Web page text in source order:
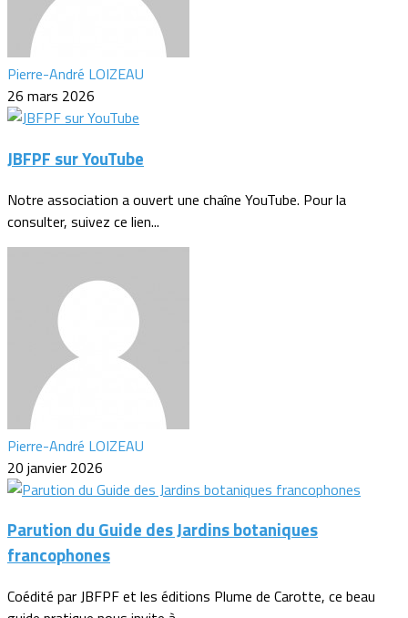
Pierre-André LOIZEAU
26 mars 2026
JBFPF sur YouTube
Notre association a ouvert une chaîne YouTube. Pour la
consulter, suivez ce lien...
Pierre-André LOIZEAU
20 janvier 2026
Parution du Guide des Jardins botaniques
francophones
Coédité par JBFPF et les éditions Plume de Carotte, ce beau